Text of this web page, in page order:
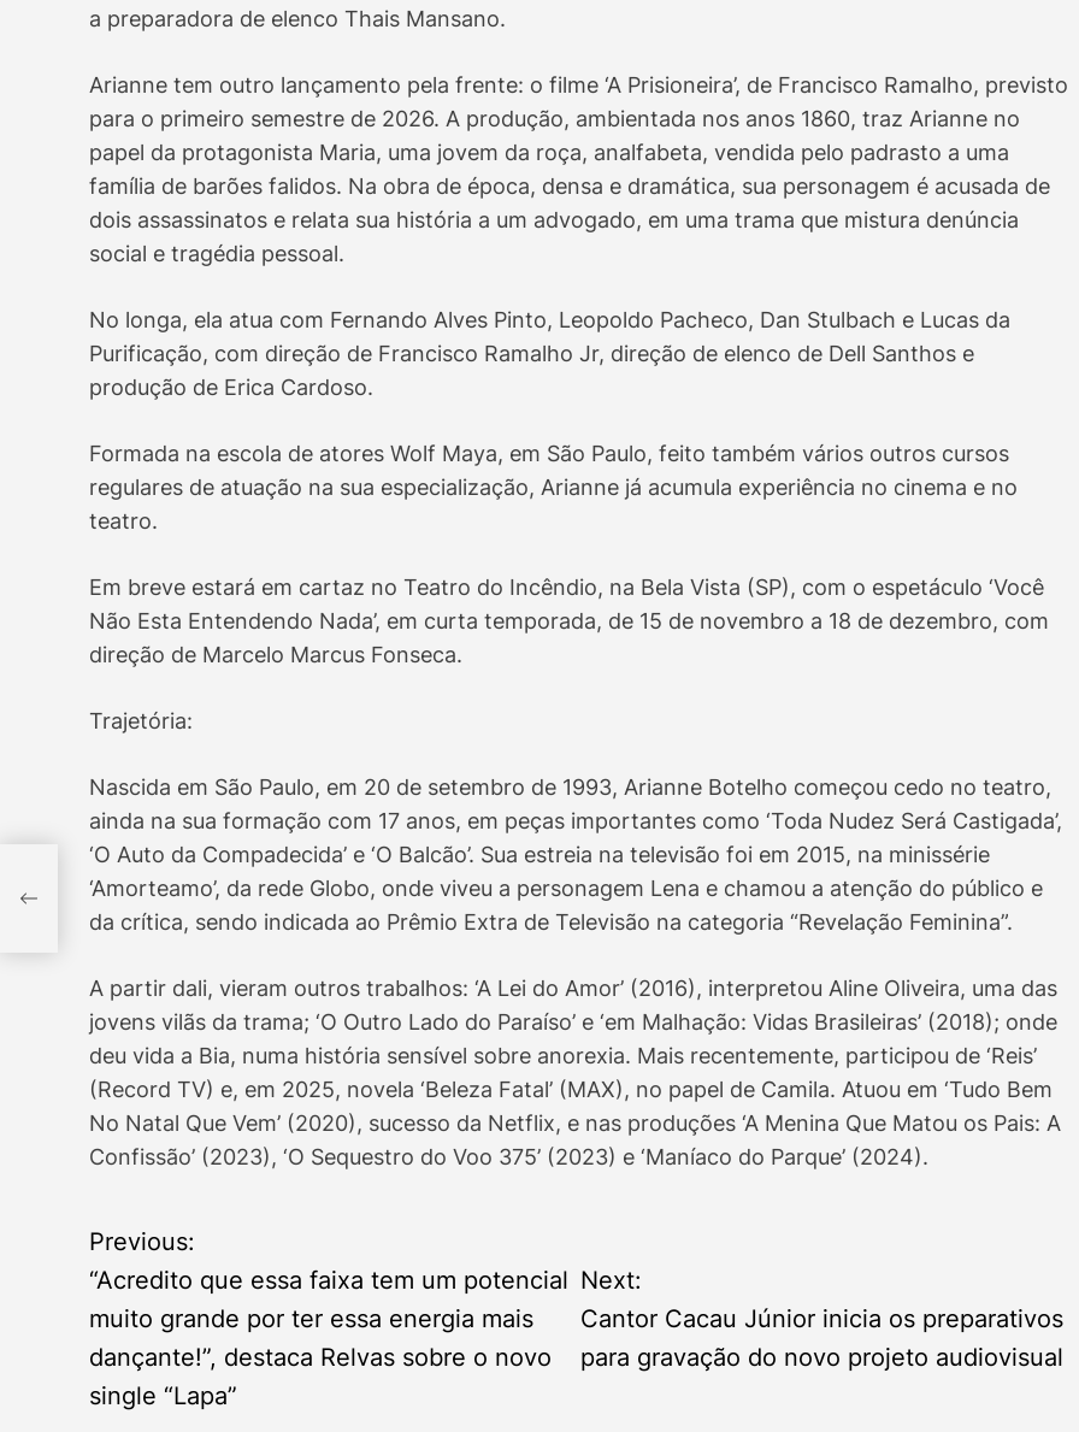
a preparadora de elenco Thais Mansano.
Arianne tem outro lançamento pela frente: o filme ‘A Prisioneira’, de Francisco Ramalho, previsto
para o primeiro semestre de 2026. A produção, ambientada nos anos 1860, traz Arianne no
papel da protagonista Maria, uma jovem da roça, analfabeta, vendida pelo padrasto a uma
família de barões falidos. Na obra de época, densa e dramática, sua personagem é acusada de
dois assassinatos e relata sua história a um advogado, em uma trama que mistura denúncia
social e tragédia pessoal.
No longa, ela atua com Fernando Alves Pinto, Leopoldo Pacheco, Dan Stulbach e Lucas da
Purificação, com direção de Francisco Ramalho Jr, direção de elenco de Dell Santhos e
produção de Erica Cardoso.
Formada na escola de atores Wolf Maya, em São Paulo, feito também vários outros cursos
regulares de atuação na sua especialização, Arianne já acumula experiência no cinema e no
teatro.
Em breve estará em cartaz no Teatro do Incêndio, na Bela Vista (SP), com o espetáculo ‘Você
Não Esta Entendendo Nada’, em curta temporada, de 15 de novembro a 18 de dezembro, com
direção de Marcelo Marcus Fonseca.
Trajetória:
Nascida em São Paulo, em 20 de setembro de 1993, Arianne Botelho começou cedo no teatro,
ainda na sua formação com 17 anos, em peças importantes como ‘Toda Nudez Será Castigada’,
‘O Auto da Compadecida’ e ‘O Balcão’. Sua estreia na televisão foi em 2015, na minissérie
‘Amorteamo’, da rede Globo, onde viveu a personagem Lena e chamou a atenção do público e
da crítica, sendo indicada ao Prêmio Extra de Televisão na categoria “Revelação Feminina”.
A partir dali, vieram outros trabalhos: ‘A Lei do Amor’ (2016), interpretou Aline Oliveira, uma das
jovens vilãs da trama; ‘O Outro Lado do Paraíso’ e ‘em Malhação: Vidas Brasileiras’ (2018); onde
deu vida a Bia, numa história sensível sobre anorexia. Mais recentemente, participou de ‘Reis’
(Record TV) e, em 2025, novela ‘Beleza Fatal’ (MAX), no papel de Camila. Atuou em ‘Tudo Bem
No Natal Que Vem’ (2020), sucesso da Netflix, e nas produções ‘A Menina Que Matou os Pais: A
Confissão’ (2023), ‘O Sequestro do Voo 375’ (2023) e ‘Maníaco do Parque’ (2024).
P
o
s
Previous:
“Acredito que essa faixa tem um potencial
muito grande por ter essa energia mais
dançante!”, destaca Relvas sobre o novo
single “Lapa”
Next:
Cantor Cacau Júnior inicia os preparativos
para gravação do novo projeto audiovisual